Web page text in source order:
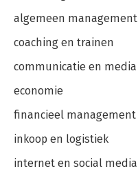
algemeen management
coaching en trainen
communicatie en media
economie
financieel management
inkoop en logistiek
internet en social media